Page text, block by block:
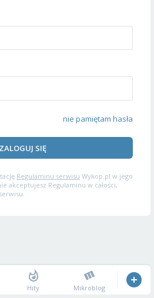
nie pamiętam hasła
ZALOGUJ SIĘ
Regulaminu serwisu Wykop.pl w jego
akceptujesz Regulaminu w całości,
Hity Mikroblog